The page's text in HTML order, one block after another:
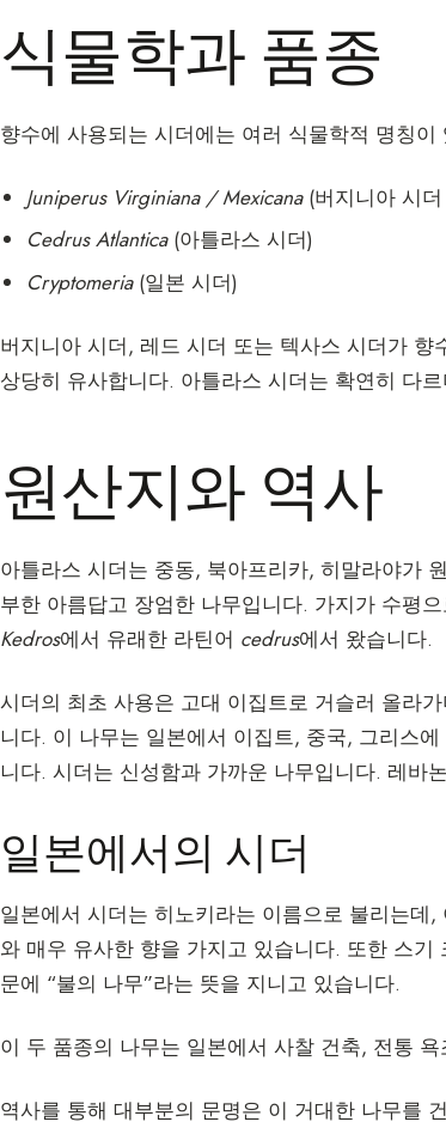
식물학과 품종
향수에 사용되는 시더에는 여러 식물학적 명칭이
Juniperus Virginiana / Mexicana(버지니아 시
Cedrus Atlantica(아틀라스 시더)
Cryptomeria(일본 시더)
버지니아 시더, 레드 시더 또는 텍사스 시더가
상당히 유사합니다. 아틀라스 시더는 확연히 다
원산지와 역사
아틀라스 시더는 중동, 북아프리카, 히말라야가
부한 아름답고 장엄한 나무입니다. 가지가 수평
Kedros에서 유래한 라틴어 cedrus에서 왔습니다.
시더의 최초 사용은 고대 이집트로 거슬러 올라
니다. 이 나무는 일본에서 이집트, 중국, 그리스
니다. 시더는 신성함과 가까운 나무입니다. 레바
일본에서의 시더
일본에서 시더는 히노키라는 이름으로 불리는데
와 매우 유사한 향을 가지고 있습니다. 또한 스
문에 “불의 나무”라는 뜻을 지니고 있습니다.
이 두 품종의 나무는 일본에서 사찰 건축, 전통
역사를 통해 대부분의 문명은 이 거대한 나무를